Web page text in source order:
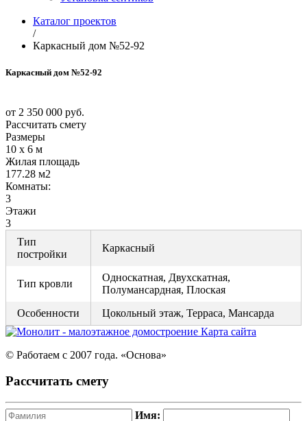
Каталог проектов
/
Каркасный дом №52-92
Каркасный дом №52-92
от 2 350 000 руб.
Рассчитать смету
Размеры
10 х 6 м
Жилая площадь
177.28 м2
Комнаты:
3
Этажи
3
Тип
постройки
Каркасный
Тип кровли
Односкатная, Двухскатная,
Полумансардная, Плоская
Особенности
Цокольный этаж, Терраса, Мансарда
Карта сайта
© Работаем с 2007 года. «Основа»
Рассчитать смету
Имя: